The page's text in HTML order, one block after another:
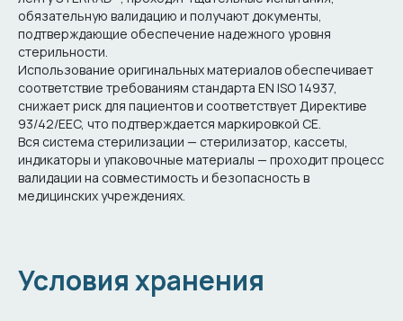
обязательную валидацию и получают документы,
подтверждающие обеспечение надежного уровня
стерильности.
Использование оригинальных материалов обеспечивает
соответствие требованиям стандарта EN ISO 14937,
снижает риск для пациентов и соответствует Директиве
93/42/EEC, что подтверждается маркировкой CE.
Вся система стерилизации — стерилизатор, кассеты,
индикаторы и упаковочные материалы — проходит процесс
валидации на совместимость и безопасность в
медицинских учреждениях.
Условия хранения